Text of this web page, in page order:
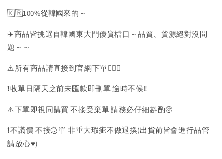
🇰🇷100%從韓國來的～
✈️商品皆挑選自韓國東大門優質檔口～品質、貨源絕對沒問
題～～
⚠️所有商品請直接到官網下單💁🏻‍♀️
❗️收單日隔天之前未匯款即刪單 逾時不候‼️
⚠️下單即視同購買 不接受棄單 請務必仔細斟酌🥺
❗️不議價 不接急單 非重大瑕疵不做退換(出貨前皆會進行品管
請放心♥️)